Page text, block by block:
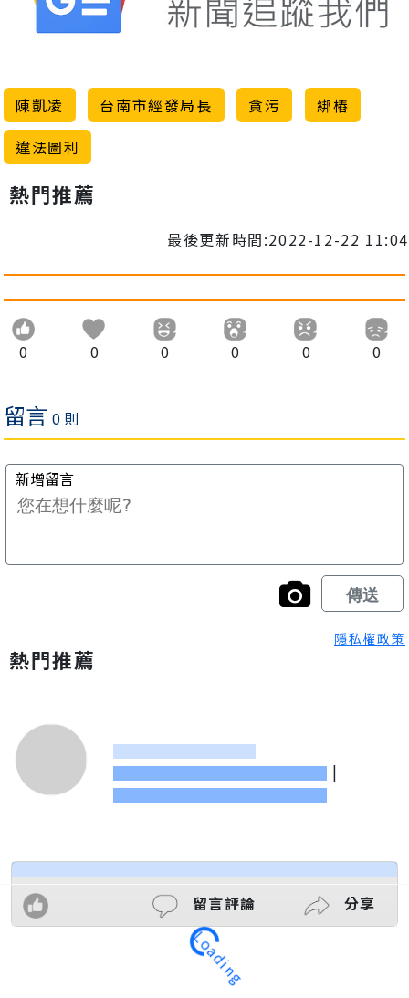
陳凱凌 台南市經發局長 貪污
綁樁
違法圖利
熱門推薦
最後更新時間:2022-12-22 11:04
0 0 0 0 0 0
隱私權政策
熱門推薦
|
留言評論 分享
Loading